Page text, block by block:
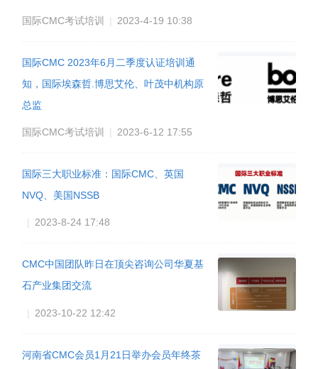
国际CMC考试培训 | 2023-4-19 10:38
国际CMC 2023年6月二季度认证培训通
知，国际埃森哲.博思艾伦、叶茂中机构原
总监
国际CMC考试培训 | 2023-6-12 17:55
国际三大职业标准：国际CMC、英国
NVQ、美国NSSB
| 2023-8-24 17:48
CMC中国团队昨日在顶尖咨询公司华夏基
石产业集团交流
| 2023-10-22 12:42
河南省CMC会员1月21日举办会员年终茶